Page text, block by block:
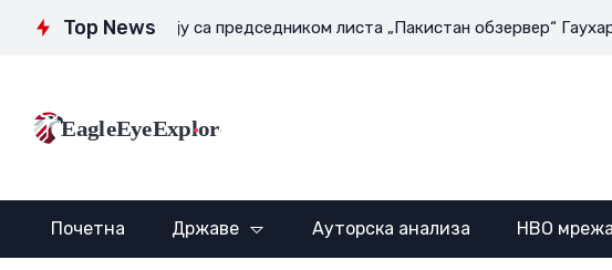
Top News
Интервју са председником листа „Пакистан обзервер“ Гаухаром
EagleEyeExplore
Почетна Државе Ауторска анализа НВО мрежа